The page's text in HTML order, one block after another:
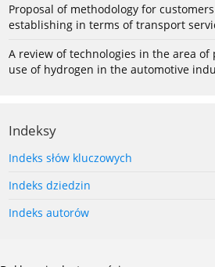
Proposal of methodology for
establishing in terms of transport
A review of technologies in the area
use of hydrogen in the automotive
Indeksy
Indeks słów kluczowych
Indeks dziedzin
Indeks autorów